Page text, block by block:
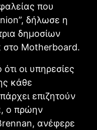
που
δήλωσε η
δημοσίων
στο Motherboard.
οι υπηρεσίες
κάθε
επιζητούν
ο πρώην
ανέφερε